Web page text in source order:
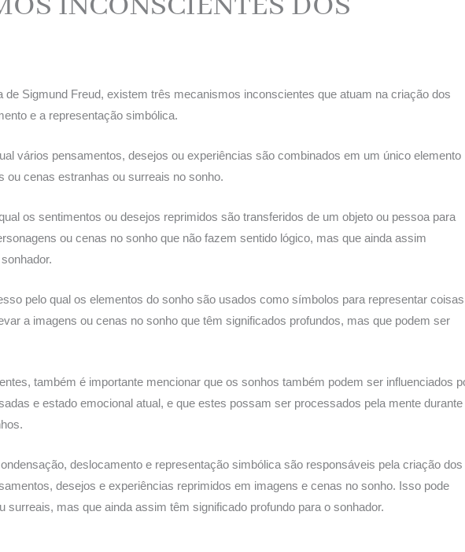
de Sigmund Freud, existem três mecanismos inconscientes que atuam na criação dos
e a representação simbólica.
vários pensamentos, desejos ou experiências são combinados em um único elemento
ou cenas estranhas ou surreais no sonho.
os sentimentos ou desejos reprimidos são transferidos de um objeto ou pessoa para
ou cenas no sonho que não fazem sentido lógico, mas que ainda assim
pelo qual os elementos do sonho são usados ​​como símbolos para representar coisas
a imagens ou cenas no sonho que têm significados profundos, mas que podem ser
também é importante mencionar que os sonhos também podem ser influenciados
e estado emocional atual, e que estes possam ser processados ​​pela mente durante
deslocamento e representação simbólica são responsáveis ​​pela criação dos
desejos e experiências reprimidos em imagens e cenas no sonho. Isso pode
surreais, mas que ainda assim têm significado profundo para o sonhador.